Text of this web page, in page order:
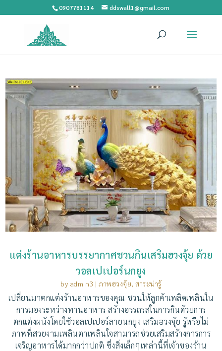
0907781114 ddswall1@gmail.com
แต่งร้านอาหารบรรยากาศชวนกินเสริมฮวงจุ้ย ด้วย
วอลเปเปอร์นกยูง
by admin3 |ภาพฮวงจุ้ย ,สาระน่ารู้
เปลี่ยนมาตกแต่งร้านอาหารของคุณ ชวนให้ลูกค้าเพลิดเพลินใน
การมองระหว่างทานอาหาร สร้างอรรถรสในการกินด้วยการ
ตกแต่งผนังโดยใช้วอลเปเปอร์ลายนกยูง เสริมฮวงจุ้ย รู้หรือไม่
ภาพที่สวยงามเพลินตาเพลินใจสามารถช่วยเสริมสร้างการการ
เจริญอาหารได้มากกว่าปกติ ซึ่งสิ่งเล็กๆเหล่านี้ที่เจ้าของร้าน